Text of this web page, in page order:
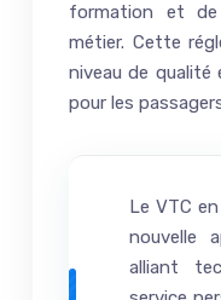
formation et
métier. Cette
niveau de qualité
pour les
Le VTC
nouvelle
alliant